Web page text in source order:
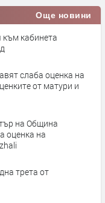
Още новини
кабинета
слаба оценка на
от матури и
на Община
оценка на
трета от